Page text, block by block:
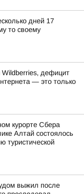
дней 17
то своему
дефицит
— это только
курорте Сбера
Алтай состоялось
туристической
выжил после